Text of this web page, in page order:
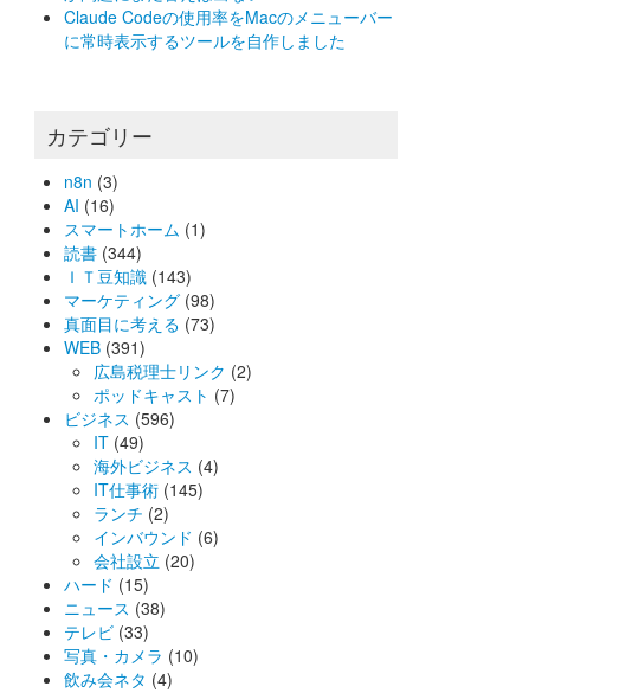
Claude Codeの使用率をMacのメニューバー
に常時表示するツールを自作しました
カテゴリー
n8n (3)
AI (16)
スマートホーム (1)
読書 (344)
ＩＴ豆知識 (143)
マーケティング (98)
真面目に考える (73)
WEB (391)
広島税理士リンク (2)
ポッドキャスト (7)
ビジネス (596)
IT (49)
海外ビジネス (4)
IT仕事術 (145)
ランチ (2)
インバウンド (6)
会社設立 (20)
ハード (15)
ニュース (38)
テレビ (33)
写真・カメラ (10)
飲み会ネタ (4)